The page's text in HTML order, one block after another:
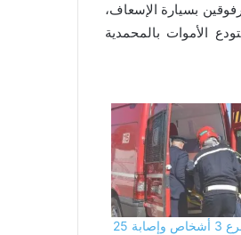
بسيارة الإسعاف،
الأموات بالمحمدية
امنتانوت.. مصرع 3 أشخاص وإصابة 25